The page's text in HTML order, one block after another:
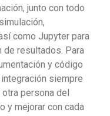
junto con todo
como Jupyter para
de resultados. Para
y código
siempre
persona del
y mejorar con cada